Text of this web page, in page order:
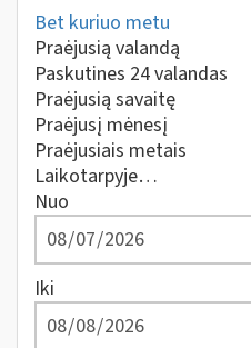
Bet kuriuo metu
Praėjusią valandą
Paskutines 24 valandas
Praėjusią savaitę
Praėjusį mėnesį
Praėjusiais metais
Laikotarpyje…
Nuo
Iki